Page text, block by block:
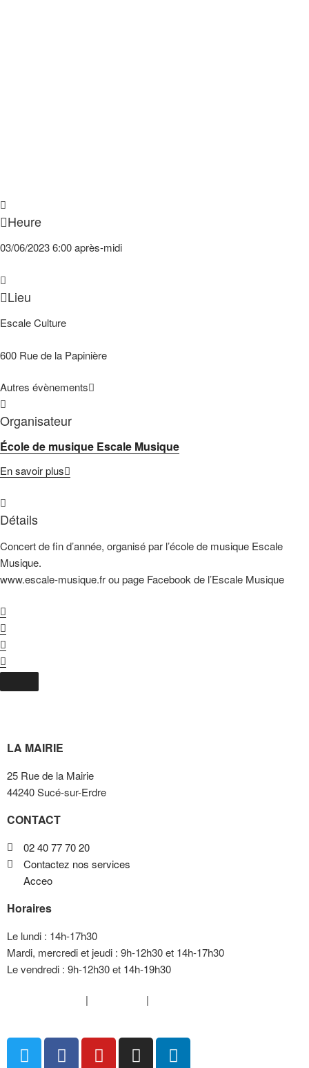
Heure
03/06/20236:00 après-midi
Lieu
Escale Culture
600 Rue de la Papinière
Autres évènements
Organisateur
École de musique Escale Musique
En savoir plus
Détails
Concert de fin d’année, organisé par l’école de musique Escale
Musique.
www.escale-musique.fr ou page Facebook de l’Escale Musique
LA MAIRIE
25 Rue de la Mairie
44240 Sucé-sur-Erdre
CONTACT
02 40 77 70 20
Contactez nos services
Acceo
Horaires
Le lundi : 14h-17h30
Mardi, mercredi et jeudi : 9h-12h30 et 14h-17h30
Le vendredi : 9h-12h30 et 14h-19h30
| |